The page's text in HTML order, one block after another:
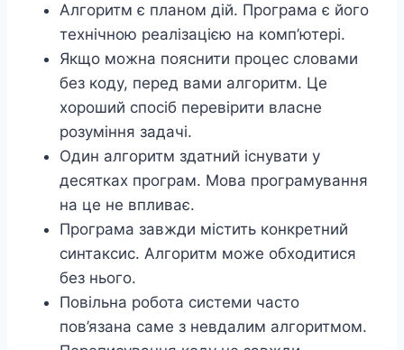
Алгоритм є планом дій. Програма є його
технічною реалізацією на комп’ютері.
Якщо можна пояснити процес словами
без коду, перед вами алгоритм. Це
хороший спосіб перевірити власне
розуміння задачі.
Один алгоритм здатний існувати у
десятках програм. Мова програмування
на це не впливає.
Програма завжди містить конкретний
синтаксис. Алгоритм може обходитися
без нього.
Повільна робота системи часто
пов’язана саме з невдалим алгоритмом.